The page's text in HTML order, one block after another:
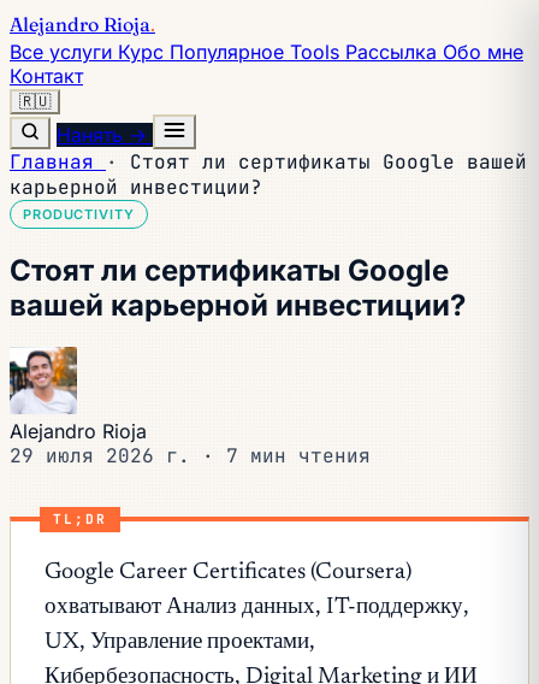
Alejandro Rioja.
Все услуги Курс Популярное Tools Рассылка Обо мне
Контакт
🇷🇺
Нанять →
Главная ·
Стоят ли сертификаты Google вашей
карьерной инвестиции?
PRODUCTIVITY
Стоят ли сертификаты Google
вашей карьерной инвестиции?
Alejandro Rioja
29 июля 2026 г. · 7 мин чтения
TL;DR
Google Career Certificates (Coursera)
охватывают Анализ данных, IT-поддержку,
UX, Управление проектами,
Кибербезопасность, Digital Marketing и ИИ